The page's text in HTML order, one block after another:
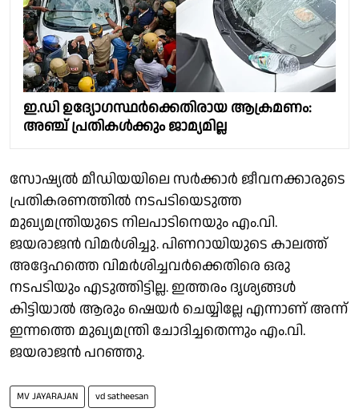
ഇ.ഡി ഉദ്യോഗസ്ഥർക്കെതിരായ ആക്രമണം:
അഞ്ച് പ്രതികൾക്കും ജാമ്യമില്ല
സോഷ്യൽ മീഡിയയിലെ സർക്കാർ ജീവനക്കാരുടെ
പ്രതികരണത്തിൽ നടപടിയെടുത്ത
മുഖ്യമന്ത്രിയുടെ നിലപാടിനെയും എം.വി.
ജയരാജൻ വിമർശിച്ചു. പിണറായിയുടെ കാലത്ത്
അദ്ദേഹത്തെ വിമർശിച്ചവർക്കെതിരെ ഒരു
നടപടിയും എടുത്തിട്ടില്ല. ഇത്തരം ദൃശ്യങ്ങൾ
കിട്ടിയാൽ ആരും ഷെയർ ചെയ്യില്ലേ എന്നാണ് അന്ന്
ഇന്നത്തെ മുഖ്യമന്ത്രി ചോദിച്ചതെന്നും എം.വി.
ജയരാജൻ പറഞ്ഞു.
MV JAYARAJAN vd satheesan